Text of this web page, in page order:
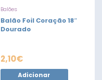
Balões
Balão Foil Coração 18″
Dourado
2,10€
Adicionar